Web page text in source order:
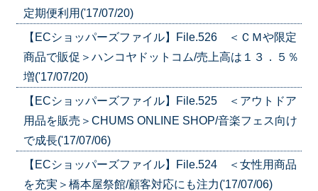
定期便利用('17/07/20)
【ECショッパーズファイル】File.526 ＜ＣＭや限定
商品で販促＞ハンコヤドットコム/売上高は１３．５％
増('17/07/20)
【ECショッパーズファイル】File.525 ＜アウトドア
用品を販売＞CHUMS ONLINE SHOP/音楽フェス向け
で成長('17/07/06)
【ECショッパーズファイル】File.524 ＜女性用商品
を充実＞橋本屋祭館/顧客対応にも注力('17/07/06)